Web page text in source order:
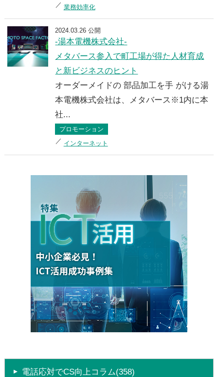
業務効率化
2024.03.26 公開
-湯本電機株式会社-
メタバース参入で町工場が得た人材育成
と新ビジネスのヒント
オーダーメイドの 部品加工を手 がける湯
本電機株式会社は、メタバース※1内に本
社...
プロモーション
インターネット
電話応対でCS向上コラム(358)